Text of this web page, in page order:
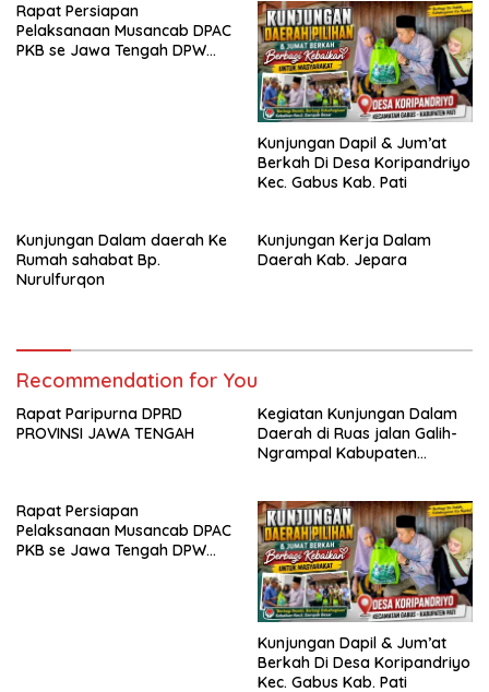
Rapat Persiapan
Pelaksanaan Musancab DPAC
PKB se Jawa Tengah DPW
Kunjungan Dapil & Jum’at
Berkah Di Desa Koripandriyo
Kec. Gabus Kab. Pati
Kunjungan Dalam daerah Ke
Rumah sahabat Bp.
Nurulfurqon
Kunjungan Kerja Dalam
Daerah Kab. Jepara
Recommendation for You
Rapat Paripurna DPRD
PROVINSI JAWA TENGAH
Kegiatan Kunjungan Dalam
Daerah di Ruas jalan Galih-
Ngrampal Kabupaten
Rapat Persiapan
Pelaksanaan Musancab DPAC
PKB se Jawa Tengah DPW
Kunjungan Dapil & Jum’at
Berkah Di Desa Koripandriyo
Kec. Gabus Kab. Pati